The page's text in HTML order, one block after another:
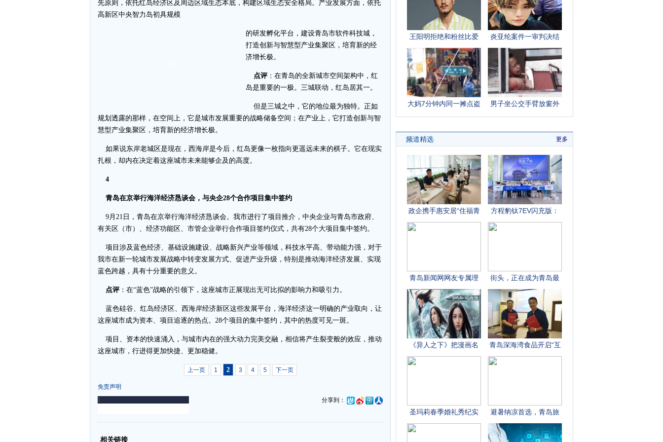
先原则，依托红岛经济区及周边区域生态本底，构建区域生态安全格局。产业发展方面，依托
高新区中央智力岛初具规模
的研发孵化平台，建设青岛市软件科技城，
打造创新与智慧型产业集聚区，培育新的经
济增长极。
点评：在青岛的全新城市空间架构中，红
岛是重要的一极。三城联动，红岛居其一。
但是三城之中，它的地位最为独特。正如
规划透露的那样，在空间上，它是城市发展重要的战略储备空间；在产业上，它打造创新与智
慧型产业集聚区，培育新的经济增长极。
如果说东岸老城区是现在，西海岸是今后，红岛更像一枚指向更遥远未来的棋子。它在现实
扎根，却内在决定着这座城市未来能够企及的高度。
4
青岛在京举行海洋经济恳谈会，与央企28个合作项目集中签约
9月21日，青岛在京举行海洋经济恳谈会。我市进行了项目推介，中央企业与青岛市政府、
有关区（市）、经济功能区、市管企业举行合作项目签约仪式，共有28个大项目集中签约。
项目涉及蓝色经济、基础设施建设、战略新兴产业等领域，科技水平高、带动能力强，对于
我市在新一轮城市发展战略中转变发展方式、促进产业升级，特别是推动海洋经济发展、实现
蓝色跨越，具有十分重要的意义。
点评：在“蓝色”战略的引领下，这座城市正展现出无可比拟的影响力和吸引力。
蓝色硅谷、红岛经济区、西海岸经济新区这些发展平台，海洋经济这一明确的产业取向，让
这座城市成为资本、项目追逐的热点。28个项目的集中签约，其中的热度可见一斑。
项目、资本的快速涌入，与城市内在的强大动力完美交融，相信将产生裂变般的效应，推动
这座城市，行进得更加快捷、更加稳健。
上一页 1 2 3 4 5 下一页
免责声明
分享到：
-
相关链接